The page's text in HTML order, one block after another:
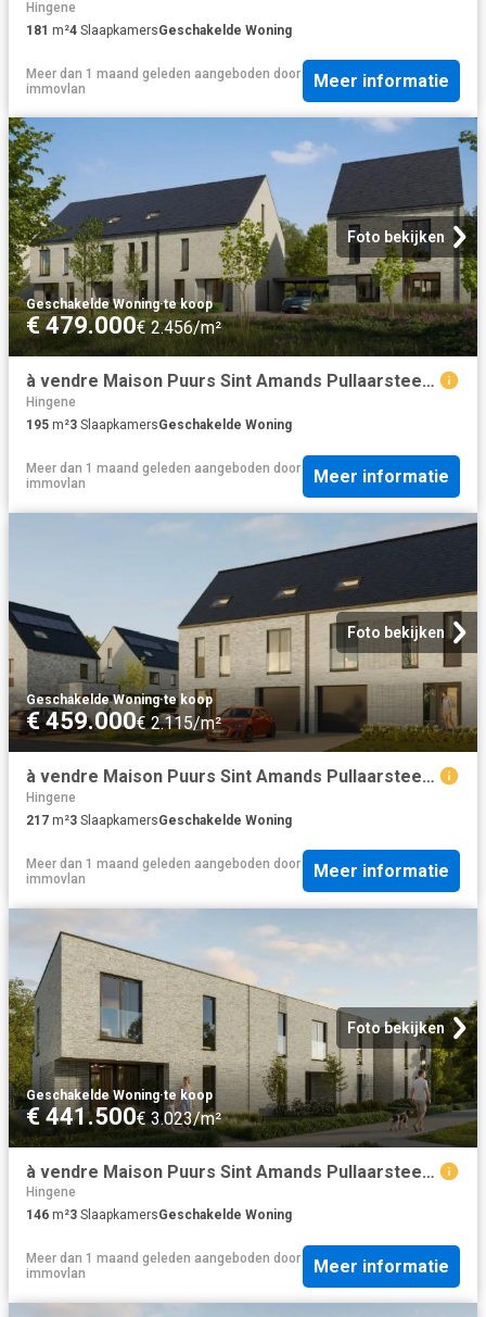
Hingene
181 m²4 SlaapkamersGeschakelde Woning
Meer dan 1 maand geleden aangeboden door
immovlan
Meer informatie
Foto bekijken
Geschakelde Woning·te koop
€ 479.000€ 2.456/m²
à vendre Maison Puurs Sint Amands Pullaarsteenweg
Hingene
195 m²3 SlaapkamersGeschakelde Woning
Meer dan 1 maand geleden aangeboden door
immovlan
Meer informatie
Foto bekijken
Geschakelde Woning·te koop
€ 459.000€ 2.115/m²
à vendre Maison Puurs Sint Amands Pullaarsteenweg
Hingene
217 m²3 SlaapkamersGeschakelde Woning
Meer dan 1 maand geleden aangeboden door
immovlan
Meer informatie
Foto bekijken
Geschakelde Woning·te koop
€ 441.500€ 3.023/m²
à vendre Maison Puurs Sint Amands Pullaarsteenweg
Hingene
146 m²3 SlaapkamersGeschakelde Woning
Meer dan 1 maand geleden aangeboden door
immovlan
Meer informatie